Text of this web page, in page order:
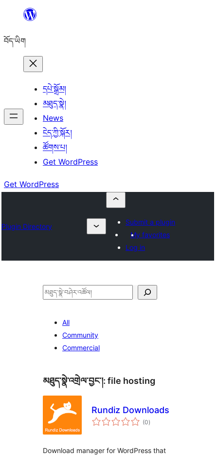
content
བོད་ཡིག
དཔེ་སྒྲོམ།
མཐུད་སྣེ།
News
ངེད་ཀྱི་སྐོར།
ཚོགས་པ།
Get WordPress
Get WordPress
Plugin Directory
Submit a plugin
My favorites
Log in
བཤེར་
All
Community
Commercial
མཐུད་སྣེ་འགྲེལ་བྱང་།: file hosting
Rundiz Downloads
(0གདེང་
འཇོག་
)
Download manager for WordPress that